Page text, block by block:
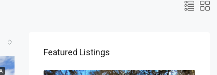
Featured Listings